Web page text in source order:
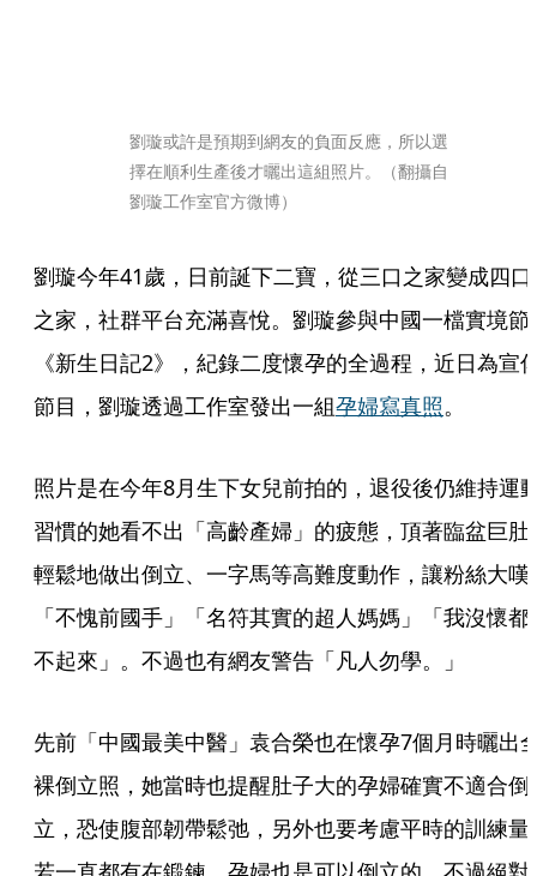
劉璇或許是預期到網友的負面反應，所以選
擇在順利生產後才曬出這組照片。（翻攝自
劉璇工作室官方微博）
劉璇今年41歲，日前誕下二寶，從三口之家變成四口
之家，社群平台充滿喜悅。劉璇參與中國一檔實境節
《新生日記2》，紀錄二度懷孕的全過程，近日為宣
節目，劉璇透過工作室發出一組孕婦寫真照。
照片是在今年8月生下女兒前拍的，退役後仍維持運
習慣的她看不出「高齡產婦」的疲態，頂著臨盆巨肚
輕鬆地做出倒立、一字馬等高難度動作，讓粉絲大嘆
「不愧前國手」「名符其實的超人媽媽」「我沒懷都
不起來」。不過也有網友警告「凡人勿學。」
先前「中國最美中醫」袁合榮也在懷孕7個月時曬出
裸倒立照，她當時也提醒肚子大的孕婦確實不適合倒
立，恐使腹部韌帶鬆弛，另外也要考慮平時的訓練量